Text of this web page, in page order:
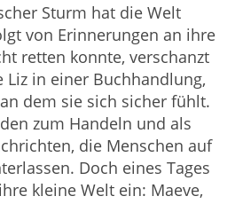
Sturm hat die Welt
von Erinnerungen an ihre
retten konnte, verschanzt
Liz in einer Buchhandlung,
dem sie sich sicher fühlt.
zum Handeln und als
die Menschen auf
Doch eines Tages
kleine Welt ein: Maeve,